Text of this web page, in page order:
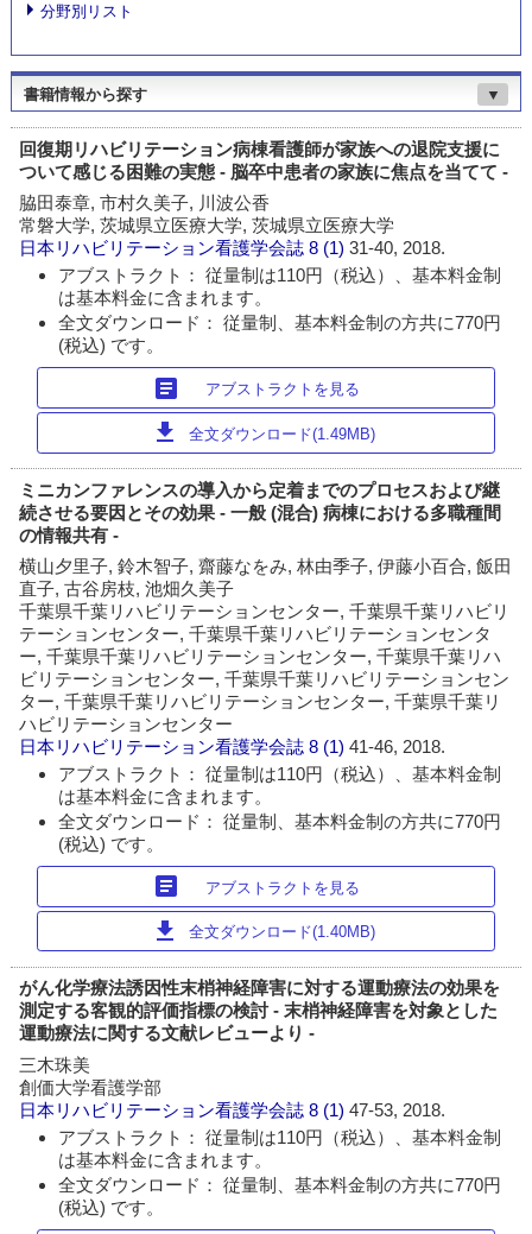
分野別リスト
書籍情報から探す ▼
回復期リハビリテーション病棟看護師が家族への退院支援に
ついて感じる困難の実態 - 脳卒中患者の家族に焦点を当てて -
脇田泰章, 市村久美子, 川波公香
常磐大学, 茨城県立医療大学, 茨城県立医療大学
日本リハビリテーション看護学会誌 8 (1)31-40, 2018.
アブストラクト： 従量制は110円（税込）、基本料金制
は基本料金に含まれます。
全文ダウンロード： 従量制、基本料金制の方共に770円
(税込) です。
article アブストラクトを見る
download 全文ダウンロード(1.49MB)
ミニカンファレンスの導入から定着までのプロセスおよび継
続させる要因とその効果 - 一般 (混合) 病棟における多職種間
の情報共有 -
横山夕里子, 鈴木智子, 齋藤なをみ, 林由季子, 伊藤小百合, 飯田
直子, 古谷房枝, 池畑久美子
千葉県千葉リハビリテーションセンター, 千葉県千葉リハビリ
テーションセンター, 千葉県千葉リハビリテーションセンタ
ー, 千葉県千葉リハビリテーションセンター, 千葉県千葉リハ
ビリテーションセンター, 千葉県千葉リハビリテーションセン
ター, 千葉県千葉リハビリテーションセンター, 千葉県千葉リ
ハビリテーションセンター
日本リハビリテーション看護学会誌 8 (1)41-46, 2018.
アブストラクト： 従量制は110円（税込）、基本料金制
は基本料金に含まれます。
全文ダウンロード： 従量制、基本料金制の方共に770円
(税込) です。
article アブストラクトを見る
download 全文ダウンロード(1.40MB)
がん化学療法誘因性末梢神経障害に対する運動療法の効果を
測定する客観的評価指標の検討 - 末梢神経障害を対象とした
運動療法に関する文献レビューより -
三木珠美
創価大学看護学部
日本リハビリテーション看護学会誌 8 (1)47-53, 2018.
アブストラクト： 従量制は110円（税込）、基本料金制
は基本料金に含まれます。
全文ダウンロード： 従量制、基本料金制の方共に770円
(税込) です。